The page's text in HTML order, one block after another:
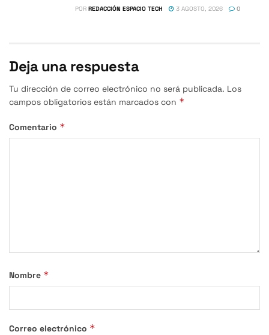
POR REDACCIÓN ESPACIO TECH 3 AGOSTO, 2026 0
Deja una respuesta
Tu dirección de correo electrónico no será publicada. Los
campos obligatorios están marcados con *
Comentario *
Nombre *
Correo electrónico *